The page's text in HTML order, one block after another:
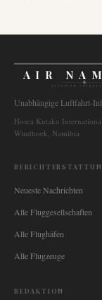
AIR
AVIATION
Unabhängige Luftfahrt-
Hosea Kutako
Windhoek, Namibia
Neueste Nachrichten
Alle Fluggesellschaften
Alle Flughäfen
Alle Flugzeuge
REDAKTION